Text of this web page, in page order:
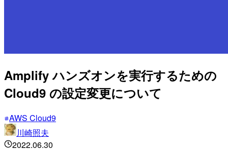
Amplify ハンズオンを実行するための
Cloud9 の設定変更について
AWS Cloud9
川崎照夫
2022.06.30